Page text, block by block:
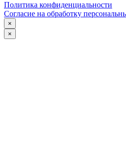
Политика конфиденциальности
Согласие на обработку
×
×